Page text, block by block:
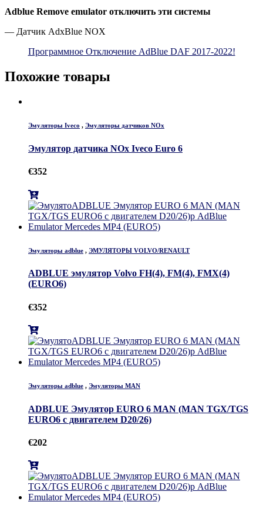
Adblue Remove emulator отключить эти системы
— Датчик AdxBlue NOX
Программное Отключение AdBlue DAF 2017-2022!
Похожие товары
Эмуляторы Iveco , Эмуляторы датчиков NOx
Эмулятор датчика NOx Iveco Euro 6
€352
Эмуляторы adblue , ЭМУЛЯТОРЫ VOLVO/RENAULT
ADBLUE эмулятор Volvo FH(4), FM(4), FMX(4)
(EURO6)
€352
Эмуляторы adblue , Эмуляторы MAN
ADBLUE Эмулятор EURO 6 MAN (MAN TGX/TGS
EURO6 с двигателем D20/26)
€202